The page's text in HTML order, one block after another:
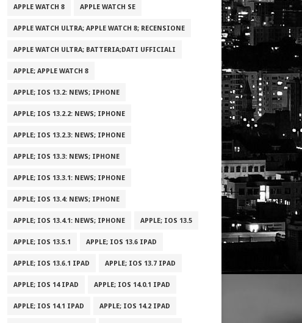
APPLE WATCH 8 APPLE WATCH SE
APPLE WATCH ULTRA; APPLE WATCH 8; RECENSIONE
APPLE WATCH ULTRA; BATTERIA;DATI UFFICIALI
APPLE; APPLE WATCH 8
APPLE; IOS 13.2: NEWS; IPHONE
APPLE; IOS 13.2.2: NEWS; IPHONE
APPLE; IOS 13.2.3: NEWS; IPHONE
APPLE; IOS 13.3: NEWS; IPHONE
APPLE; IOS 13.3.1: NEWS; IPHONE
APPLE; IOS 13.4: NEWS; IPHONE
APPLE; IOS 13.4.1: NEWS; IPHONE APPLE; IOS 13.5
APPLE; IOS 13.5.1 APPLE; IOS 13.6 IPAD
APPLE; IOS 13.6.1 IPAD APPLE; IOS 13.7 IPAD
APPLE; IOS 14 IPAD APPLE; IOS 14.0.1 IPAD
APPLE; IOS 14.1 IPAD APPLE; IOS 14.2 IPAD